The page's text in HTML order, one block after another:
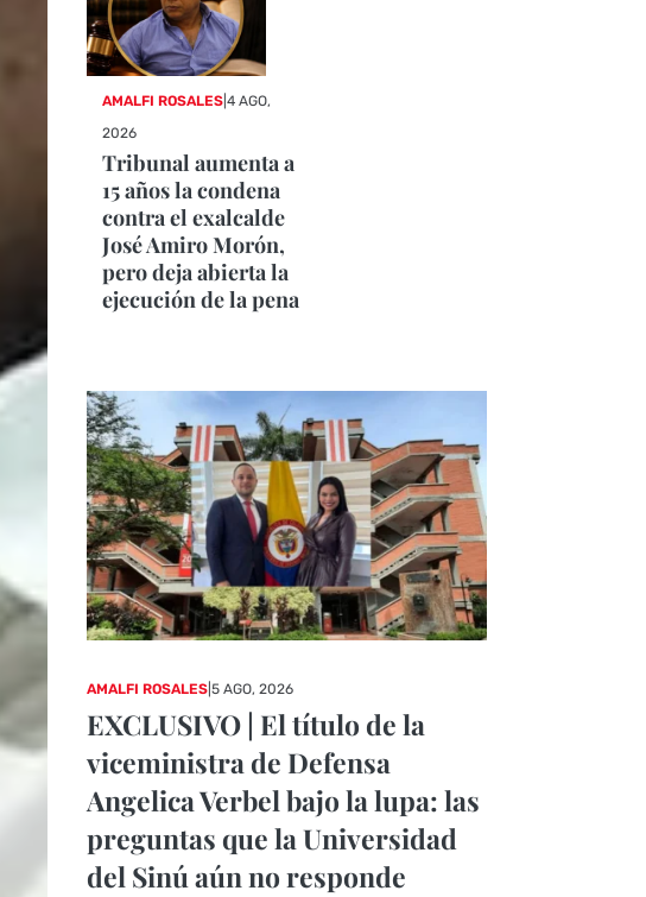
AMALFI ROSALES |4 AGO,
2026
Tribunal aumenta a
15 años la condena
contra el exalcalde
José Amiro Morón,
pero deja abierta la
ejecución de la pena
AMALFI ROSALES| 5 AGO, 2026
EXCLUSIVO | El título de la
viceministra de Defensa
Angelica Verbel bajo la lupa: las
preguntas que la Universidad
del Sinú aún no responde